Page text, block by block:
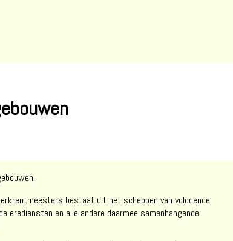
bestaat uit het scheppen van voldoende
erediensten en alle andere daarmee samenhangende